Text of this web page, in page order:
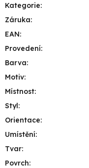
Kategorie:
Záruka:
EAN:
Provedení:
Barva:
Motiv:
Místnost:
Styl:
Orientace:
Umístění:
Tvar:
Povrch: